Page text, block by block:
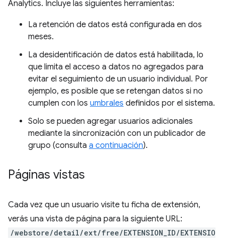
Analytics. Incluye las siguientes herramientas:
La retención de datos está configurada en dos
meses.
La desidentificación de datos está habilitada, lo
que limita el acceso a datos no agregados para
evitar el seguimiento de un usuario individual. Por
ejemplo, es posible que se retengan datos si no
cumplen con los umbrales definidos por el sistema.
Solo se pueden agregar usuarios adicionales
mediante la sincronización con un publicador de
grupo (consulta a continuación).
Páginas vistas
Cada vez que un usuario visite tu ficha de extensión,
verás una vista de página para la siguiente URL:
/webstore/detail/ext/free/EXTENSION_ID/EXTENSIO